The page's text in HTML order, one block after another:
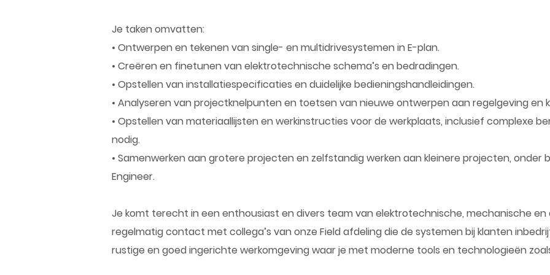
Je taken omvatten:
• Ontwerpen en tekenen van single- en multidrivesystemen in E-plan.
• Creëren en finetunen van elektrotechnische schema’s en bedradingen.
• Opstellen van installatiespecificaties en duidelijke bedieningshandleidingen.
• Analyseren van projectknelpunten en toetsen van nieuwe ontwerpen aan regelgeving en
• Opstellen van materiaallijsten en werkinstructies voor de werkplaats, inclusief complexe
nodig.
• Samenwerken aan grotere projecten en zelfstandig werken aan kleinere projecten, onder
Engineer.
Je komt terecht in een enthousiast en divers team van elektrotechnische, mechanische
regelmatig contact met collega’s van onze Field afdeling die de systemen bij klanten
rustige en goed ingerichte werkomgeving waar je met moderne tools en technologieën